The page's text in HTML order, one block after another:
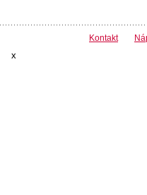
Kontakt
x